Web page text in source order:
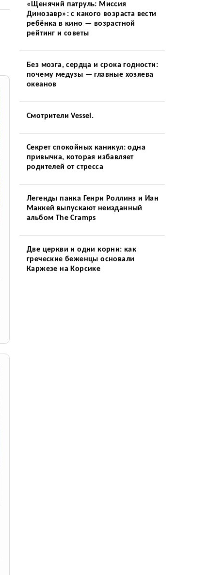
«Щенячий патруль: Миссия
Динозавр»: с какого возраста вести
ребёнка в кино — возрастной
рейтинг и советы
Без мозга, сердца и срока годности:
почему медузы — главные хозяева
океанов
Смотрители Vessel.
Секрет спокойных каникул: одна
привычка, которая избавляет
родителей от стресса
Легенды панка Генри Роллинз и Иан
Маккей выпускают неизданный
альбом The Cramps
Две церкви и одни корни: как
греческие беженцы основали
Каржезе на Корсике